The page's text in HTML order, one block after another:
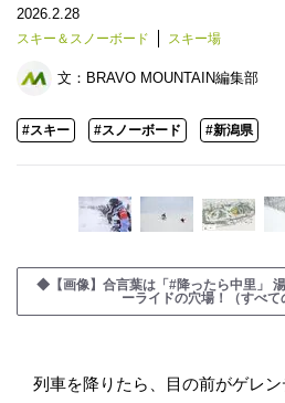
2026.2.28
スキー＆スノーボード スキー場
文： BRAVO MOUNTAIN編集部
#スキー #スノーボード #新潟県
◆【画像】合言葉は「#降ったら中里」
ーライドの穴場！（すべて
列車を降りたら、目の前がゲレ